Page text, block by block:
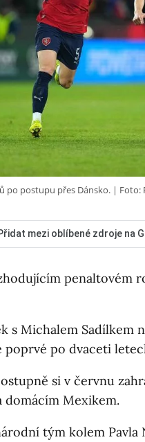
po postupu přes Dánsko. Foto:
mezi oblíbené zdroje na
penaltovém
s Michalem Sadílkem
po dvaceti
si v červnu
Mexikem.
tým kolem Pavla